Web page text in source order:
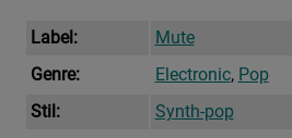
True
Menge
Label:
Mute
Genre:
Electronic, Pop
Stil:
Synth-pop